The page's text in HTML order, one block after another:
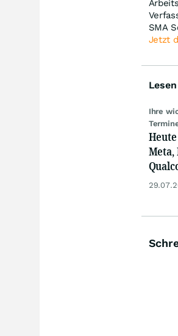
SMA
Jetzt
Ihre
Meta,